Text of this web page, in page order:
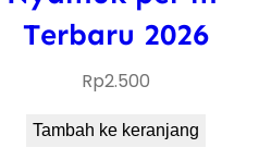
Terbaru 2026
Rp2.500
Tambah ke keranjang